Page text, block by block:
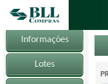
Informações
Lotes